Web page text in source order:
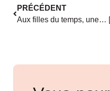
PRÉCÉDENT
Aux filles du temps, une expo sociologique en préparation